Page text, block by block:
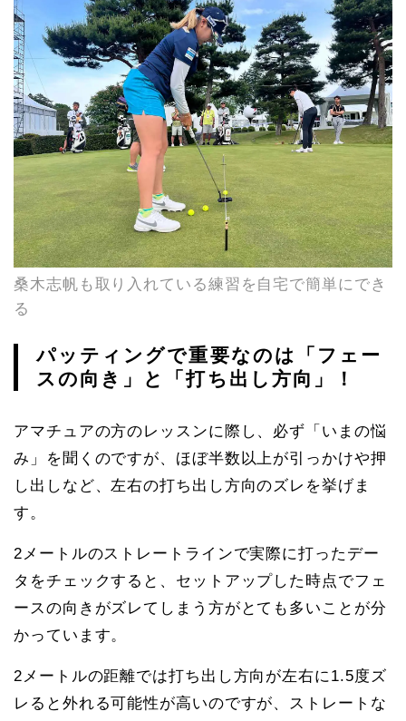
桑木志帆も取り入れている練習を自宅で簡単にでき
る
パッティングで重要なのは「フェー
スの向き」と「打ち出し方向」！
アマチュアの方のレッスンに際し、必ず「いまの悩
み」を聞くのですが、ほぼ半数以上が引っかけや押
し出しなど、左右の打ち出し方向のズレを挙げま
す。
2メートルのストレートラインで実際に打ったデー
タをチェックすると、セットアップした時点でフェ
ースの向きがズレてしまう方がとても多いことが分
かっています。
2メートルの距離では打ち出し方向が左右に1.5度ズ
レると外れる可能性が高いのですが、ストレートな